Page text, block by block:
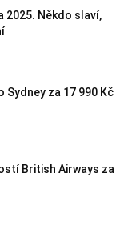
2025. Někdo slaví,
Sydney za 17 990 Kč
British Airways za